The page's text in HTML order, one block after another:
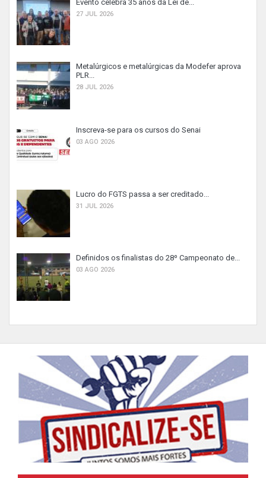
Evento celebra 35 anos da Lei de...
27 JUL 2026
Metalúrgicos e metalúrgicas da Modefer aprova
PLR...
28 JUL 2026
Inscreva-se para os cursos do Senai
03 AGO 2026
Lucro do FGTS passa a ser creditado...
31 JUL 2026
Definidos os finalistas do 28º Campeonato de...
03 AGO 2026